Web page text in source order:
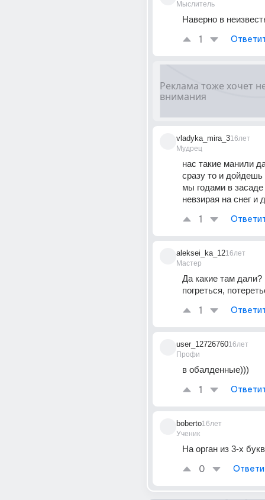
Мыслитель
Наверно в
1
vladyka_mira_3
Мудрец
16лет
нас такие манили
сразу то и дойдешь
мы годами в
невзирая на снег и
1
aleksei_ka_12
Мастер
16лет
Да какие там
погреться,
1
user_12726760
Профи
16лет
в обалденные)))
1
boberto
Ученик
16лет
На орган из 3-х
0